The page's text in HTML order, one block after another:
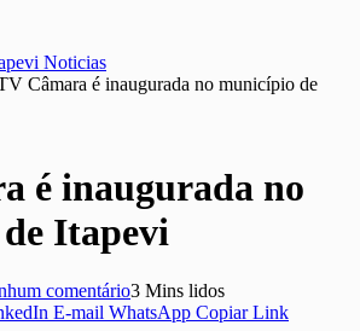
Câmara é inaugurada no município de
é inaugurada no
Itapevi
comentário3 Mins lidos
E-mail WhatsApp Copiar Link